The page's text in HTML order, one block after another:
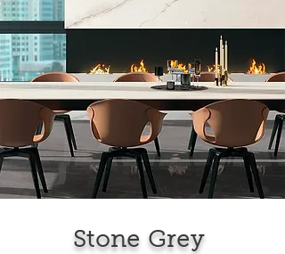
Stone Grey